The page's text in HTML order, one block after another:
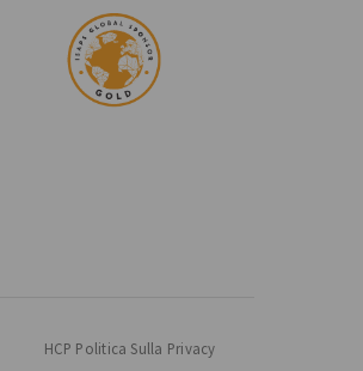
HCP Politica Sulla Privacy